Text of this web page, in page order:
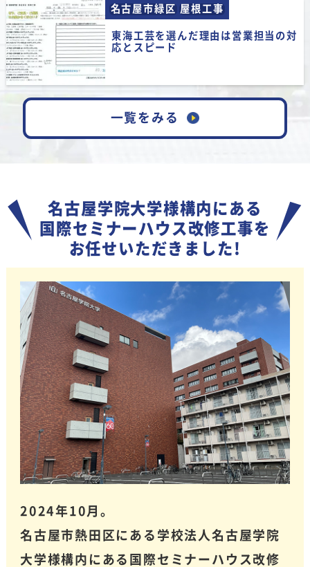
対応がとてもよく丁寧にお話ししていただ
きました。初めてなのでなにもわからなか
ったのですが、今後色々相談したいと思い
ます。 …もっと見る
【担当者からのメッセージ】
この度は東海工芸の口コミにご投稿いただ
今後も気になることや分からないことがご
ざいましたら、いつでもお気軽にご相談く
ださい。引き続きよろしくお願いします。
★★★★★ 2026/07/26 ジョンジョン様
ショールームで社長さんに対応してもらい
ましたが、とても丁寧に説明してもらいま
した。
４社見積もりを取りましたが、一番誠実に
感じましたし、お値段も頑張っていただき
ました。
職人さんも丁寧な人でとても良かったで
す。
完了して3ヶ月ほどたちますが、塗り替えて
良かったと思います。
【担当者からのメッセージ】
この度は素敵な口コミをいただき、ありが
とうございます。数ある塗装会社の中から
名古屋市緑区 屋根工事
東海工芸を選んだ理由は営業担当の対
応とスピード
一覧をみる
名古屋学院大学様構内にある
国際セミナーハウス改修工事を
お任せいただきました!
2024年10月。
名古屋市熱田区にある学校法人名古屋学院
大学様構内にある国際セミナーハウス改修